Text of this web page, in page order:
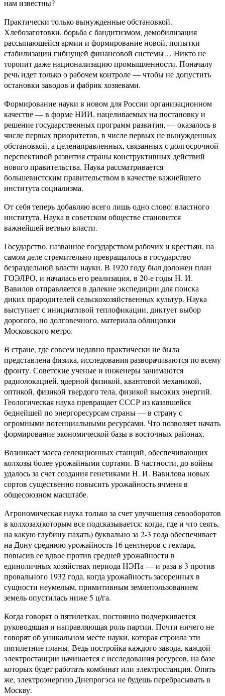
нам известны?
Практически только вынужденные обстановкой.
Хлебозаготовки, борьба с бандитизмом, демобилизация
рассыпающейся армии и формирование новой, попытки
стабилизации гибнущей финансовой системы… Никто не
торопит даже национализацию промышленности. Поначалу
речь идет только о рабочем контроле — чтобы не допустить
остановки заводов и фабрик хозяевами.
Формирование науки в новом для России организационном
качестве — в форме НИИ, нацеливаемых на постановку и
решение государственных программ развития, — оказалось в
числе первых приоритетов, в числе первых не вынужденных
обстановкой, а целенаправленных, связанных с долгосрочной
перспективой развития страны конструктивных действий
нового правительства. Наука рассматривается
большевистским правительством в качестве важнейшего
института социализма.
От себя теперь добавляю всего лишь одно слово: властного
института. Наука в советском обществе становится
важнейшей ветвью власти.
Государство, названное государством рабочих и крестьян, на
самом деле стремительно превращалось в государство
безраздельной власти науки. В 1920 году был доложен план
ГОЭЛРО, и началась его реализация, в 20-е годы Н. И.
Вавилов отправляется в далекие экспедиции для поиска
диких прародителей сельскохозяйственных культур. Наука
выступает с инициативой теплофикации, диктует выбор
дорогого, но долговечного, материала облицовки
Московского метро.
В стране, где совсем недавно практически не была
представлена физика, исследования разворачиваются по всему
фронту. Советские ученые и инженеры занимаются
радиолокацией, ядерной физикой, квантовой механикой,
оптикой, физикой твердого тела, физикой высоких энергий.
Геологическая наука превращает СССР из казавшейся
беднейшей по энергоресурсам страны — в страну с
огромными потенциальными ресурсами. Что позволяет начать
формирование экономической базы в восточных районах.
Возникает масса селекционных станций, обеспечивающих
колхозы более урожайными сортами. В частности, до войны
удалось за счет создания генетиками Н. И. Вавилова новых
сортов существенно повысить урожайность ячменя в
общесоюзном масштабе.
Агрономическая наука только за счет улучшения севооборотов
в колхозах(которым все подсказывается: когда, где и что сеять,
на какую глубину пахать) буквально за 2-3 года обеспечивает
на Дону среднюю урожайность 16 центнеров с гектара,
повысив ее вдвое против средней урожайности в
единоличных хозяйствах периода НЭПа — и раза в 3 против
провального 1932 года, когда урожайность засоренных в
сущности неумелым, примитивным землепользованием
земель опустилась ниже 5 ц/га.
Когда говорят о пятилетках, постоянно подчеркивается
руководящая и направляющая роль партии. Почти ничего не
говорят об уникальном месте науки, которая строила эти
пятилетние планы. Ведь постройка каждого завода, каждой
электростанции начинается с исследования ресурсов, на базе
которых будет работать комбинат или электростанция. Опять
же, электроэнергию Днепрогэса не будешь перебрасывать в
Москву.